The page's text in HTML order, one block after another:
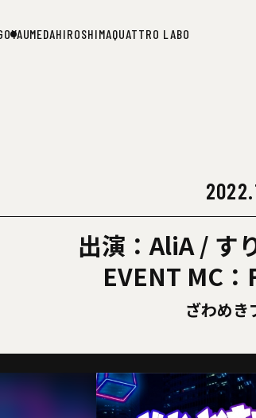
UMEDAHIROSHIMAQUATTRO LABO
出演：AliA / す
EVENT MC
ざわめき